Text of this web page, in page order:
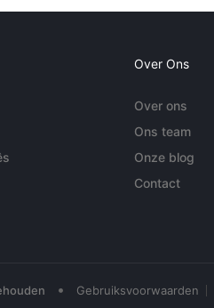
Over Ons
Over ons
Ons team
Onze blog
Contact
• Gebruiksvoorwaarden